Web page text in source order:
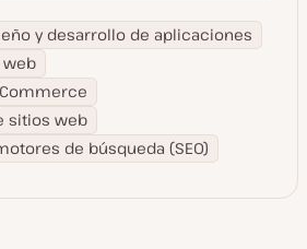
y desarrollo de aplicaciones
web
sitios web
de búsqueda (SEO)